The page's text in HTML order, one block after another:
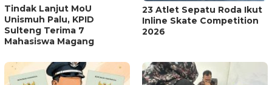
Tindak Lanjut MoU
Unismuh Palu, KPID
Sulteng Terima 7
Mahasiswa Magang
23 Atlet Sepatu Roda Ikut
Inline Skate Competition
2026